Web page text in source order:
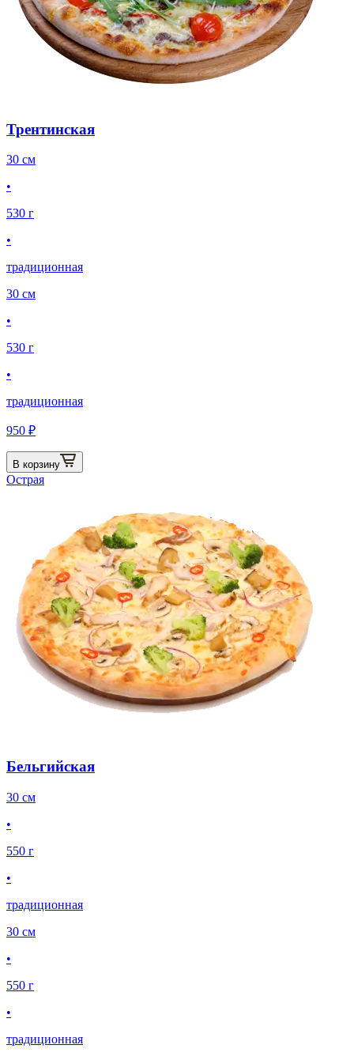
Трентинская
30 см
•
530 г
•
традиционная
30 см
•
530 г
•
традиционная
950 ₽
В корзину
Острая
Бельгийская
30 см
•
550 г
•
традиционная
30 см
•
550 г
•
традиционная